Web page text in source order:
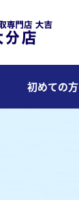
初めての方